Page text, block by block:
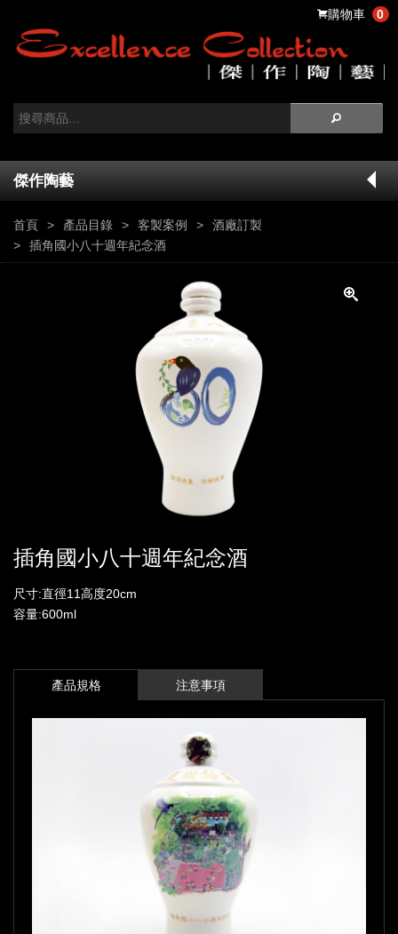
購物車 0
傑作陶藝
首頁 產品目錄 客製案例
酒廠訂製
插角國小八十週年紀念酒
插角國小八十週年紀念酒
尺寸:直徑11高度20cm
容量:600ml
產品規格 注意事項